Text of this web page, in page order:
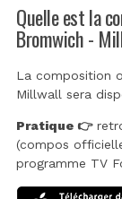
Quelle est la
Bromwich -
La composition
Millwall sera
Pratique 👉
(compos
programme TV